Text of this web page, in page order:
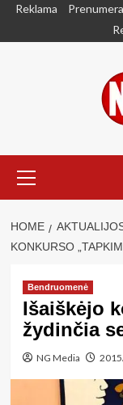
SkipReklama
Menu
HOME
KONKURSO
Bendruomenė
Išaiškėjo
žydinčia
NG Media